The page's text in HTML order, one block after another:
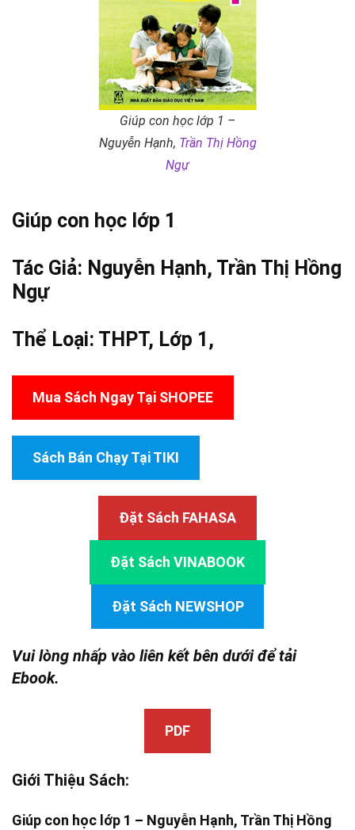
Giúp con học lớp 1 –
Nguyễn Hạnh, Trần Thị Hồng
Ngự
Giúp con học lớp 1
Tác Giả: Nguyễn Hạnh, Trần Thị Hồng
Ngự
Thể Loại: THPT, Lớp 1 ,
Mua Sách Ngay Tại SHOPEE
Sách Bán Chạy Tại TIKI
Đặt Sách FAHASA
Đặt Sách VINABOOK
Đặt Sách NEWSHOP
Vui lòng nhấp vào liên kết bên dưới để tải
Ebook.
PDF
Giới Thiệu Sách:
Giúp con học lớp 1 – Nguyễn Hạnh, Trần Thị Hồng